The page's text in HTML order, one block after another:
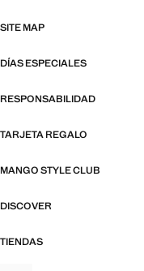
SITE MAP
DÍAS ESPECIALES
RESPONSABILIDAD
TARJETA REGALO
MANGO STYLE CLUB
DISCOVER
TIENDAS